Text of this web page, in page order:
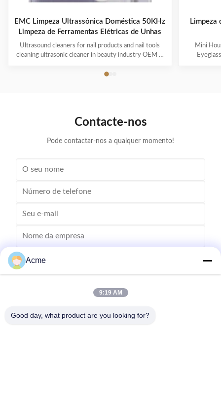
EMC Limpeza Ultrassônica Doméstica 50KHz
Limpeza de Ferramentas Elétricas de Unhas
Ultrasound cleaners for nail products and nail tools
cleaning ultrasonic cleaner in beauty industry OEM &
Customer can choose the color! Ultrasonic cleaning is
appropriate for the item to be cleaned and the type of
Limpeza
Mini
Contacte-nos
Pode contactar-nos a qualquer momento!
Envie
Acme
9:19 AM
Good day, what product are you looking for?